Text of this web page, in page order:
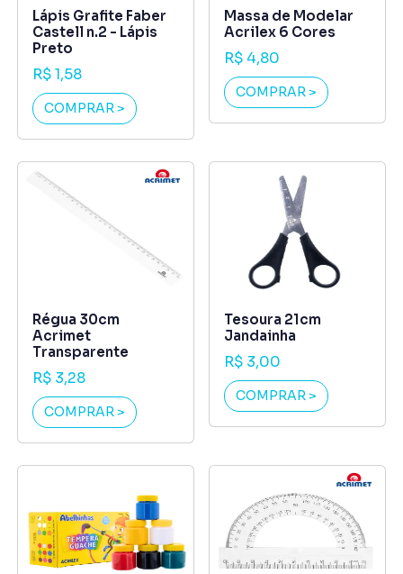
Lápis Grafite Faber
Castell n.2 - Lápis
Preto
R$ 1,58
COMPRAR >
Massa de Modelar
Acrilex 6 Cores
R$ 4,80
COMPRAR >
Régua 30cm
Acrimet
Transparente
R$ 3,28
COMPRAR >
Tesoura 21cm
Jandainha
R$ 3,00
COMPRAR >